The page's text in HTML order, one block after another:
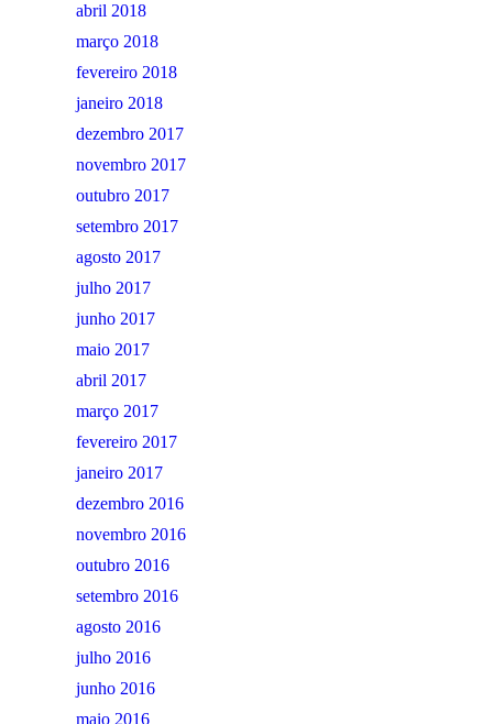
abril 2018
março 2018
fevereiro 2018
janeiro 2018
dezembro 2017
novembro 2017
outubro 2017
setembro 2017
agosto 2017
julho 2017
junho 2017
maio 2017
abril 2017
março 2017
fevereiro 2017
janeiro 2017
dezembro 2016
novembro 2016
outubro 2016
setembro 2016
agosto 2016
julho 2016
junho 2016
maio 2016